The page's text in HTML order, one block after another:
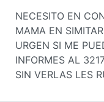
NECESITO EN
MAMA EN
URGEN SI ME
INFORMES AL
SIN VERLAS LES